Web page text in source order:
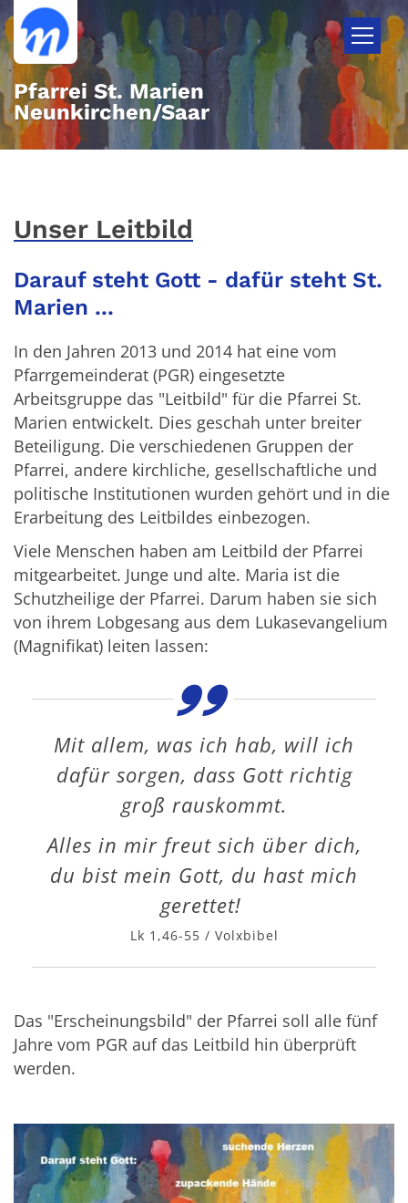
Zum Inhalt springen
Pfarrei St. Marien
Neunkirchen/Saar
Unser Leitbild
Darauf steht Gott - dafür steht St.
Marien ...
In den Jahren 2013 und 2014 hat eine vom
Pfarrgemeinderat (PGR) eingesetzte
Arbeitsgruppe das "Leitbild" für die Pfarrei St.
Marien entwickelt. Dies geschah unter breiter
Beteiligung. Die verschiedenen Gruppen der
Pfarrei, andere kirchliche, gesellschaftliche und
politische Institutionen wurden gehört und in die
Erarbeitung des Leitbildes einbezogen.
Viele Menschen haben am Leitbild der Pfarrei
mitgearbeitet. Junge und alte. Maria ist die
Schutzheilige der Pfarrei. Darum haben sie sich
von ihrem Lobgesang aus dem Lukasevangelium
(Magnifikat) leiten lassen:
Mit allem, was ich hab, will ich
dafür sorgen, dass Gott richtig
groß rauskommt.
Alles in mir freut sich über dich,
du bist mein Gott, du hast mich
gerettet!
Lk 1,46-55 / Volxbibel
Das "Erscheinungsbild" der Pfarrei soll alle fünf
Jahre vom PGR auf das Leitbild hin überprüft
werden.